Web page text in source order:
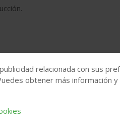
relacionada con sus
obtener más información